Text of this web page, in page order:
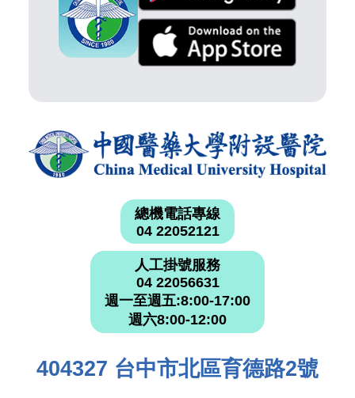
總機電話專線
04 22052121
人工掛號服務
04 22056631
週一至週五:8:00-17:00
週六8:00-12:00
404327 台中市北區育德路2號